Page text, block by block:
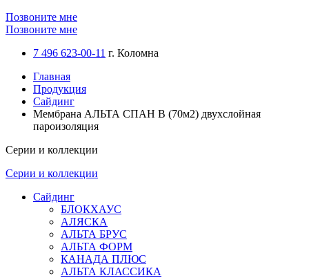
Позвоните мне
Позвоните мне
7 496 623-00-11 г. Коломна
Главная
Продукция
Сайдинг
Мембрана АЛЬТА СПАН В (70м2) двухслойная
пароизоляция
Серии и коллекции
Серии и коллекции
Сайдинг
БЛОКХАУС
АЛЯСКА
АЛЬТА БРУС
АЛЬТА ФОРМ
КАНАДА ПЛЮС
АЛЬТА КЛАССИКА